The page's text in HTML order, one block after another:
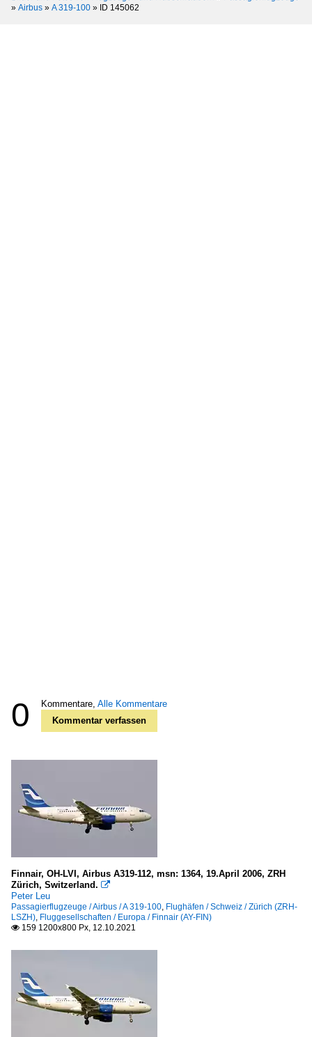
» Airbus » A 319-100 » ID 145062
0 Kommentare, Alle Kommentare
Kommentar verfassen
Finnair, OH-LVI, Airbus A319-112, msn: 1364, 19.April 2006, ZRH
Zürich, Switzerland. 
Peter Leu
Passagierflugzeuge / Airbus / A 319-100, Flughäfen / Schweiz / Zürich (ZRH-
LSZH), Fluggesellschaften / Europa / Finnair (AY-FIN)
 159 1200x800 Px, 12.10.2021